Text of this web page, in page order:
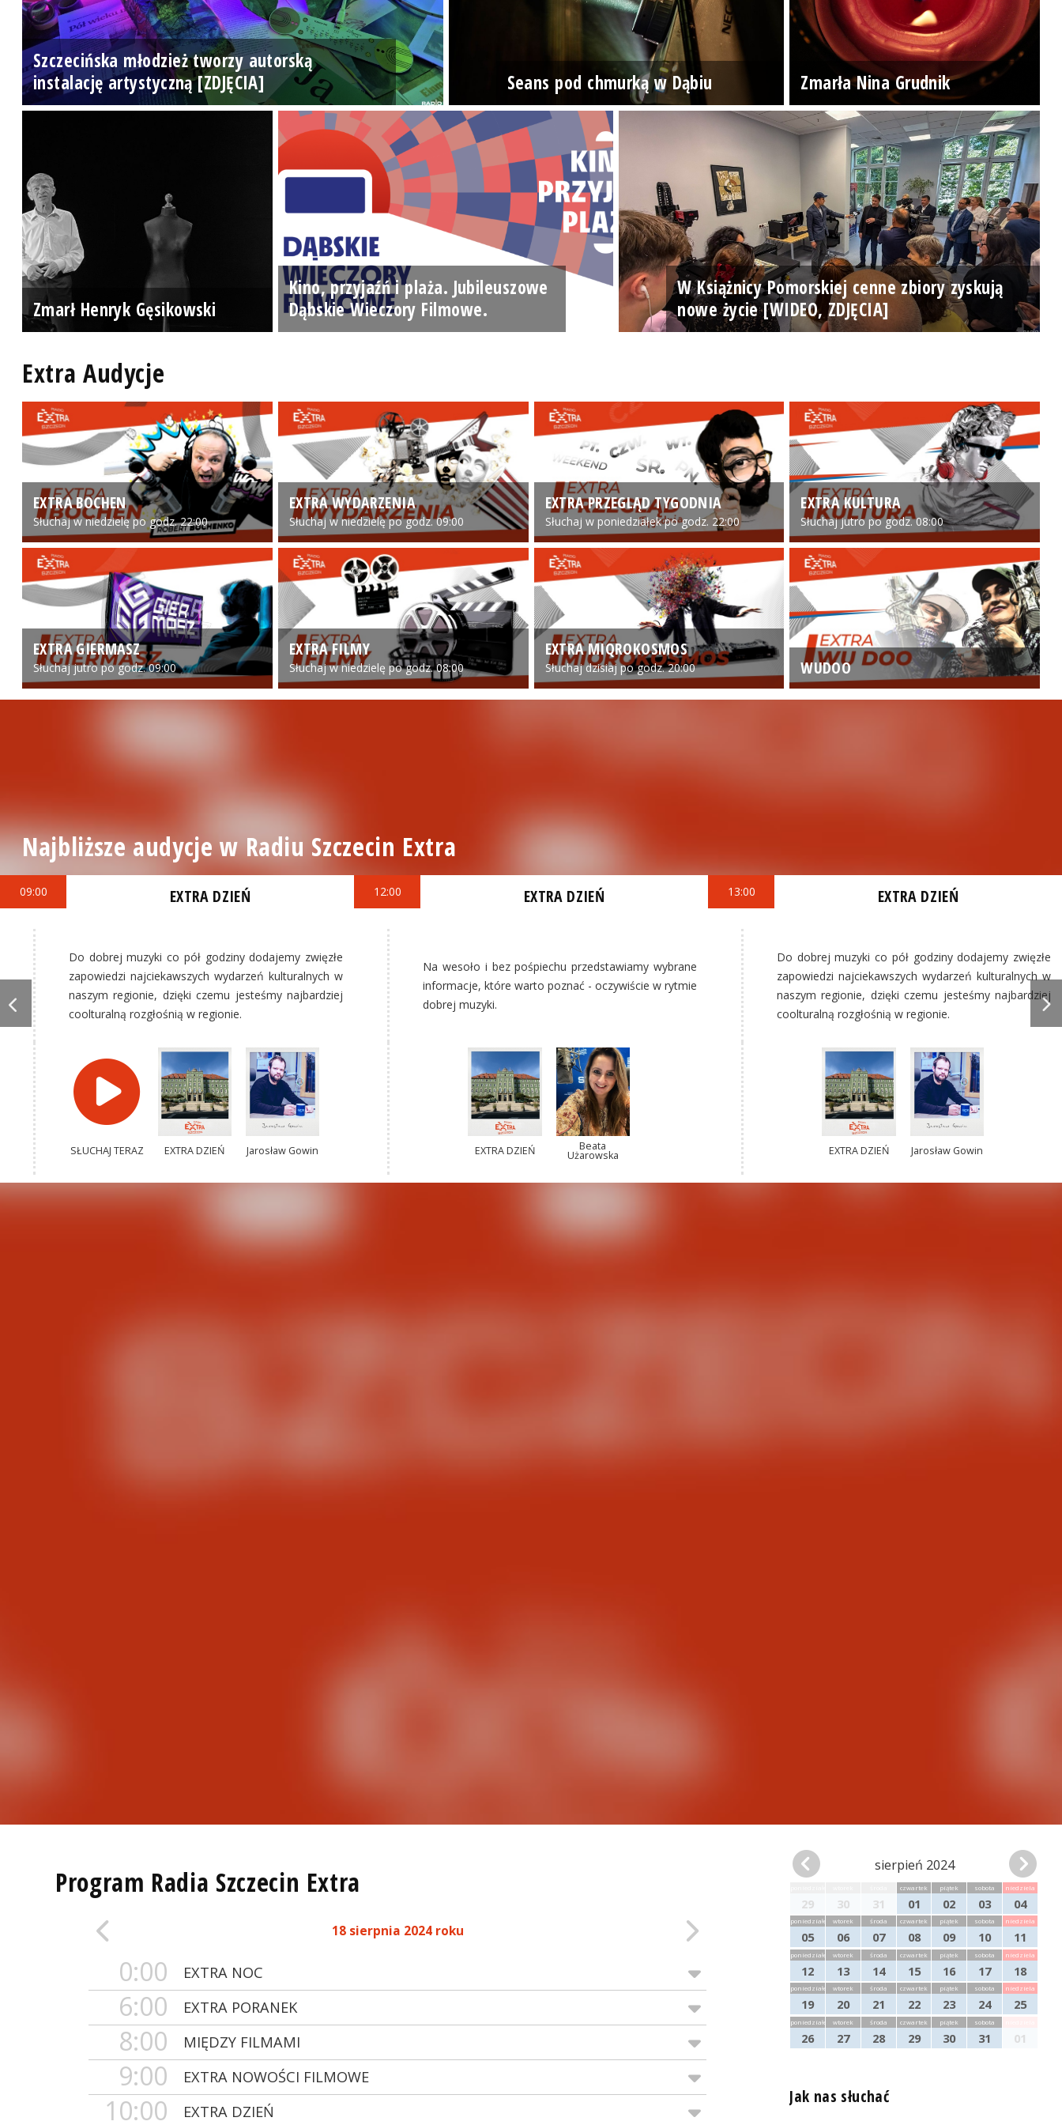
Szczecińska młodzież tworzy autorską
instalację artystyczną [ZDJĘCIA]
Seans pod chmurką w Dąbiu Zmarła Nina Grudnik
Zmarł Henryk Gęsikowski
Kino, przyjaźń i plaża. Jubileuszowe
Dąbskie Wieczory Filmowe.
W Książnicy Pomorskiej cenne zbiory zyskują
nowe życie [WIDEO, ZDJĘCIA]
Extra Audycje
EXTRA BOCHEN
Słuchaj w niedzielę po godz. 22:00
EXTRA WYDARZENIA
Słuchaj w niedzielę po godz. 09:00
EXTRA PRZEGLĄD TYGODNIA
Słuchaj w poniedziałek po godz. 22:00
EXTRA KULTURA
Słuchaj jutro po godz. 08:00
EXTRA GIERMASZ
Słuchaj jutro po godz. 09:00
EXTRA FILMY
Słuchaj w niedzielę po godz. 08:00
EXTRA MIQROKOSMOS
Słuchaj dzisiaj po godz. 20:00 WUDOO
Najbliższe audycje w Radiu Szczecin Extra
09:00 EXTRA DZIEŃ
Do dobrej muzyki co pół godziny dodajemy zwięzłe
zapowiedzi najciekawszych wydarzeń kulturalnych w
naszym regionie, dzięki czemu jesteśmy najbardziej
coolturalną rozgłośnią w regionie.
SŁUCHAJ TERAZ EXTRA DZIEŃ Jarosław Gowin
12:00 EXTRA DZIEŃ
Na wesoło i bez pośpiechu przedstawiamy wybrane
informacje, które warto poznać - oczywiście w rytmie
dobrej muzyki.
EXTRA DZIEŃ Beata
Użarowska
13:00 EXTRA DZIEŃ
Do dobrej muzyki co pół godziny dodajemy zwięzłe
zapowiedzi najciekawszych wydarzeń kulturalnych w
naszym regionie, dzięki czemu jesteśmy najbardziej
coolturalną rozgłośnią w regionie.
EXTRA DZIEŃ Jarosław Gowin
Program Radia Szczecin Extra
18 sierpnia 2024 roku
0:00 EXTRA NOC
6:00 EXTRA PORANEK
8:00 MIĘDZY FILMAMI
9:00 EXTRA NOWOŚCI FILMOWE
10:00 EXTRA DZIEŃ
sierpień 2024
29 30 31
czwartek
01
piątek
02
sobota
03
niedziela
04
poniedziałek
05
wtorek
06
środa
07
czwartek
08
piątek
09
sobota
10
niedziela
11
poniedziałek
12
wtorek
13
środa
14
czwartek
15
piątek
16
sobota
17
niedziela
18
poniedziałek
19
wtorek
20
środa
21
czwartek
22
piątek
23
sobota
24
niedziela
25
poniedziałek
26
wtorek
27
środa
28
czwartek
29
piątek
30
sobota
31 01
Jak nas słuchać